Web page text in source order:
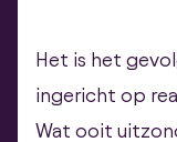
Het is het
ingericht op
Wat ooit